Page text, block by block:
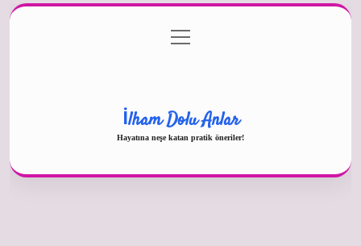
Gizlilik Politikası
menüyü
aç
İlham Dolu Anlar
Hayatına neşe katan pratik öneriler!